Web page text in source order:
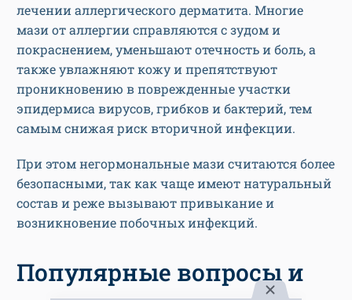
лечении аллергического дерматита. Многие
мази от аллергии справляются с зудом и
покраснением, уменьшают отечность и боль, а
также увлажняют кожу и препятствуют
проникновению в поврежденные участки
эпидермиса вирусов, грибков и бактерий, тем
самым снижая риск вторичной инфекции.
При этом негормональные мази считаются более
безопасными, так как чаще имеют натуральный
состав и реже вызывают привыкание и
возникновение побочных инфекций.
Популярные вопросы и